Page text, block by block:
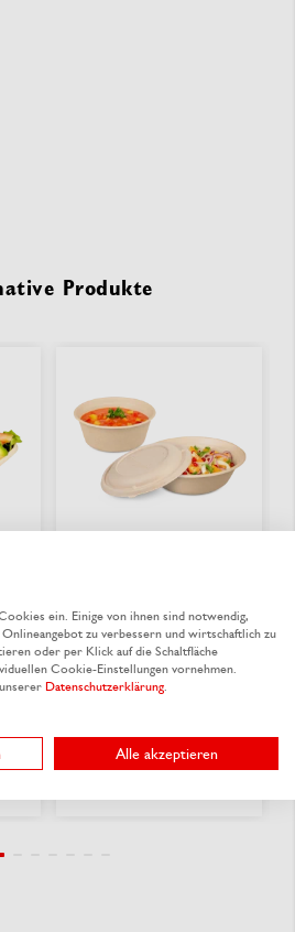
Produkte
rund & Deckel
Aus 3 Varianten wählen
lieferbar
ein. Einige von ihnen sind notwendig,
zu verbessern und wirtschaftlich zu
oder per Klick auf die Schaltfläche
Cookie-Einstellungen vornehmen.
Datenschutzerklärung.
Alle akzeptieren